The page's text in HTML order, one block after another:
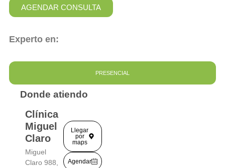
AGENDAR CONSULTA
Experto en:
PRESENCIAL
Donde atiendo
Clínica
Miguel
Claro
Miguel
Claro 988,
Llegar
por
maps
Agendar